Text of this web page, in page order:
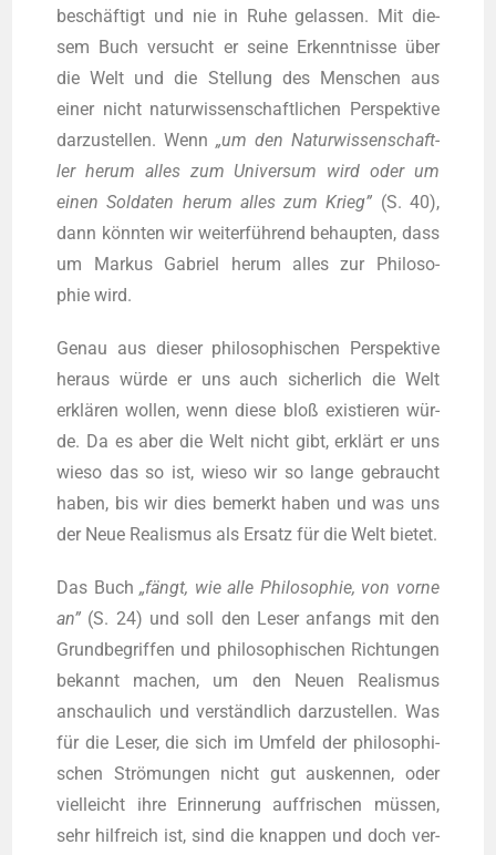
beschäf­tigt und nie in Ruhe gelas­sen. Mit die­
sem Buch ver­sucht er sei­ne Erkennt­nis­se über
die Welt und die Stel­lung des Men­schen aus
einer nicht natur­wis­sen­schaft­li­chen Per­spek­ti­ve
dar­zu­stel­len. Wenn „um den Natur­wis­sen­schaft­
ler her­um alles zum Uni­ver­sum wird oder um
einen Sol­da­ten her­um alles zum Krieg” (S. 40),
dann könn­ten wir wei­ter­füh­rend behaup­ten, dass
um Mar­kus Gabri­el her­um alles zur Phi­lo­so­
phie wird.
Genau aus die­ser phi­lo­so­phi­schen Per­spek­ti­ve
her­aus wür­de er uns auch sicher­lich die Welt
erklä­ren wol­len, wenn die­se bloß exis­tie­ren wür­
de. Da es aber die Welt nicht gibt, erklärt er uns
wie­so das so ist, wie­so wir so lan­ge gebraucht
haben, bis wir dies bemerkt haben und was uns
der Neue Rea­lis­mus als Ersatz für die Welt bietet.
Das Buch„fängt, wie alle Phi­lo­so­phie, von vor­ne
an” (S. 24) und soll den Leser anfangs mit den
Grund­be­grif­fen und phi­lo­so­phi­schen Rich­tun­gen
bekannt machen, um den Neu­en Rea­lis­mus
anschau­lich und ver­ständ­lich dar­zu­stel­len. Was
für die Leser, die sich im Umfeld der phi­lo­so­phi­
schen Strö­mun­gen nicht gut aus­ken­nen, oder
viel­leicht ihre Erin­ne­rung auf­fri­schen müs­sen,
sehr hilf­reich ist, sind die knap­pen und doch ver­